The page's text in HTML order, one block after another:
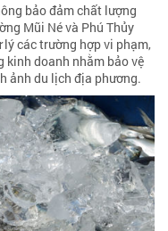
bảo đảm chất lượng
Mũi Né và Phú Thủy
các trường hợp vi phạm,
doanh nhằm bảo vệ
ảnh du lịch địa phương.